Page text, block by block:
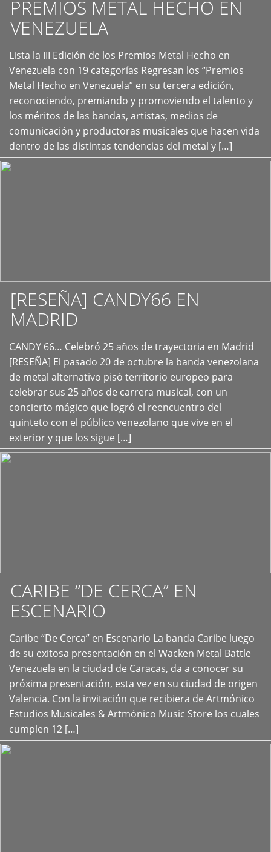
PREMIOS METAL HECHO EN
VENEZUELA
Lista la III Edición de los Premios Metal Hecho en
Venezuela con 19 categorías Regresan los “Premios
Metal Hecho en Venezuela” en su tercera edición,
reconociendo, premiando y promoviendo el talento y
los méritos de las bandas, artistas, medios de
comunicación y productoras musicales que hacen vida
dentro de las distintas tendencias del metal y […]
+
[RESEÑA] CANDY66 EN
MADRID
CANDY 66… Celebró 25 años de trayectoria en Madrid
[RESEÑA] El pasado 20 de octubre la banda venezolana
de metal alternativo pisó territorio europeo para
celebrar sus 25 años de carrera musical, con un
concierto mágico que logró el reencuentro del
quinteto con el público venezolano que vive en el
exterior y que los sigue […]
+
CARIBE “DE CERCA” EN
ESCENARIO
Caribe “De Cerca” en Escenario La banda Caribe luego
de su exitosa presentación en el Wacken Metal Battle
Venezuela en la ciudad de Caracas, da a conocer su
próxima presentación, esta vez en su ciudad de origen
Valencia. Con la invitación que recibiera de Artmónico
Estudios Musicales & Artmónico Music Store los cuales
cumplen 12 […]
+